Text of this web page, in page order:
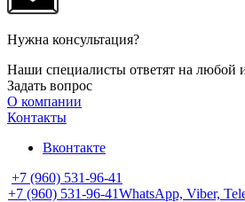
Нужна консультация?
Наши специалисты ответят на любой
Задать вопрос
О компании
Контакты
Вконтакте
+7 (960) 531-96-41
+7 (960) 531-96-41WhatsApp, Viber,